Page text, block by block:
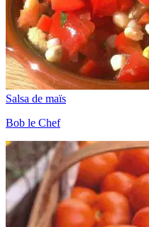
Salsa de maïs
Bob le Chef